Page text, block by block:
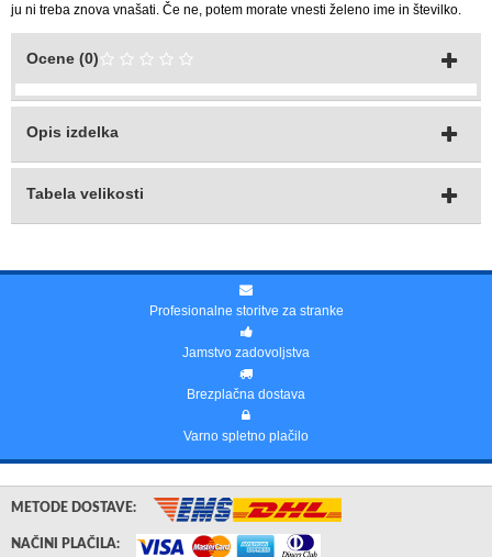
ju ni treba znova vnašati. Če ne, potem morate vnesti želeno ime in številko.
Ocene (0)
Opis izdelka
Tabela velikosti
Profesionalne storitve za stranke
Jamstvo zadovoljstva
Brezplačna dostava
Varno spletno plačilo
METODE DOSTAVE:
NAČINI PLAČILA: